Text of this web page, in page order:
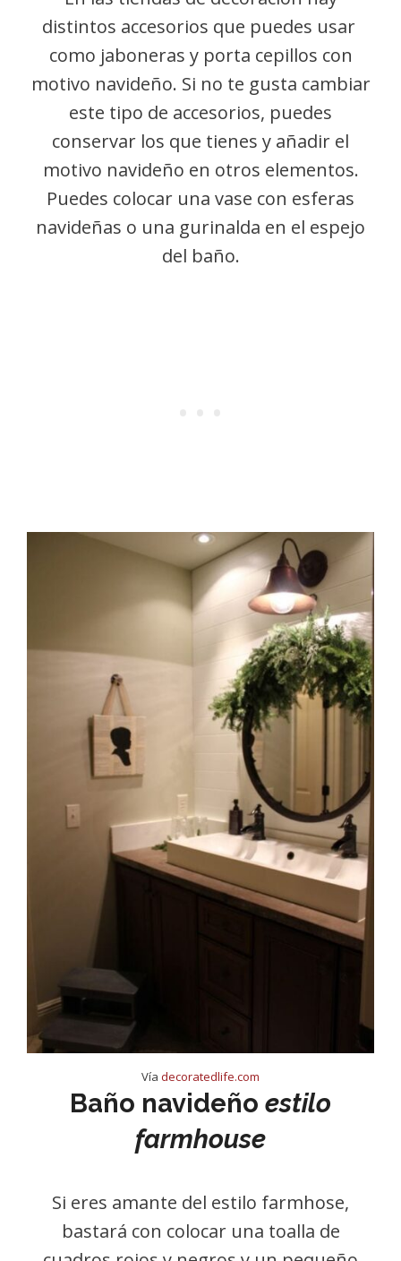
distintos accesorios que puedes usar
como jaboneras y porta cepillos con
motivo navideño. Si no te gusta cambiar
este tipo de accesorios, puedes
conservar los que tienes y añadir el
motivo navideño en otros elementos.
Puedes colocar una vase con esferas
navideñas o una gurinalda en el espejo
del baño.
Vía decoratedlife.com
Baño navideño estilo
farmhouse
Si eres amante del estilo farmhose,
bastará con colocar una toalla de